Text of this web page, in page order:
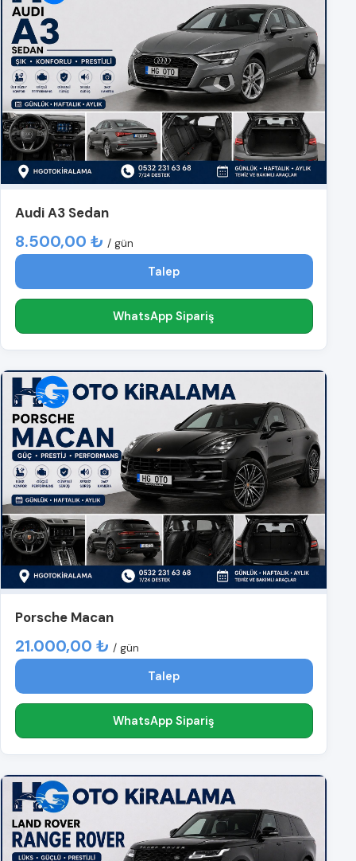
Audi A3 Sedan
8.500,00 ₺ / gün
Talep
WhatsApp Sipariş
Porsche Macan
21.000,00 ₺ / gün
Talep
WhatsApp Sipariş